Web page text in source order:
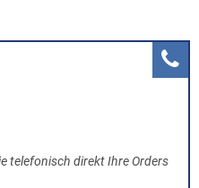
telefonisch direkt Ihre Orders